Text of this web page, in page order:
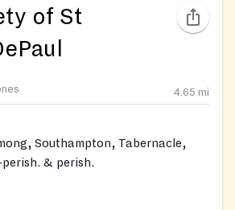
of St
4.65 mi
Southampton, Tabernacle,
& perish.